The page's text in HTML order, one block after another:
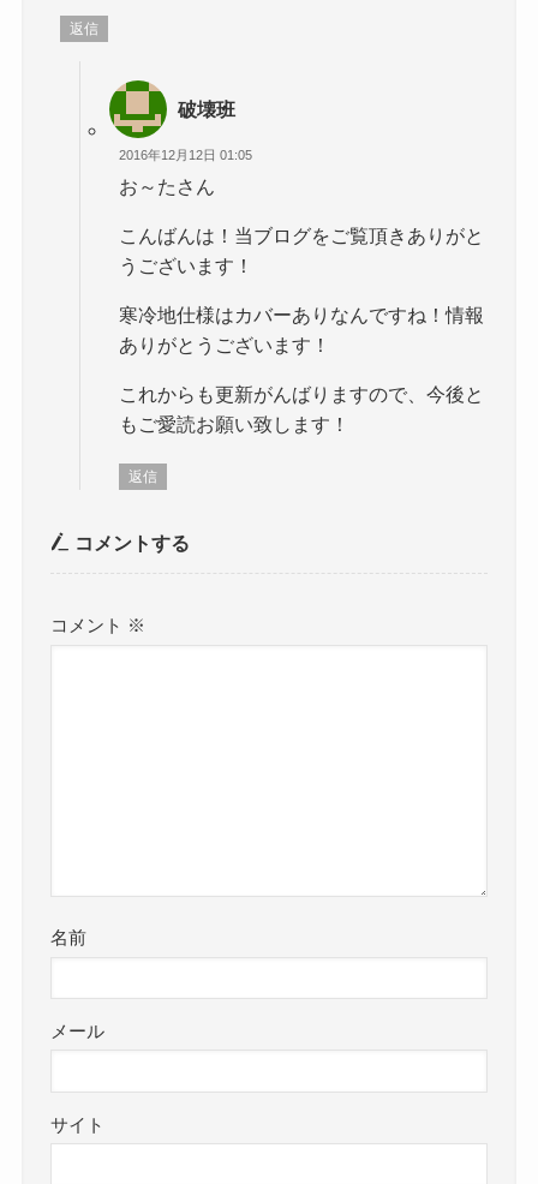
返信
破壊班
2016年12月12日 01:05
お～たさん
こんばんは！当ブログをご覧頂きありがと
うございます！
寒冷地仕様はカバーありなんですね！情報
ありがとうございます！
これからも更新がんばりますので、今後と
もご愛読お願い致します！
返信
コメントする
コメント ※
名前
メール
サイト